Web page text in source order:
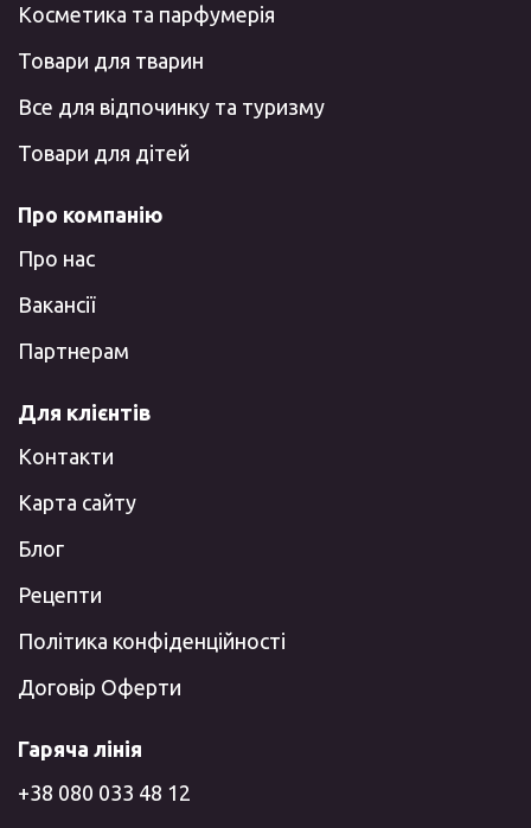
Косметика та парфумерія
Товари для тварин
Все для відпочинку та туризму
Товари для дітей
Про компанію
Про нас
Вакансії
Партнерам
Для клієнтів
Контакти
Карта сайту
Блог
Рецепти
Політика конфіденційності
Договір Оферти
Гаряча лінія
+38 080 033 48 12